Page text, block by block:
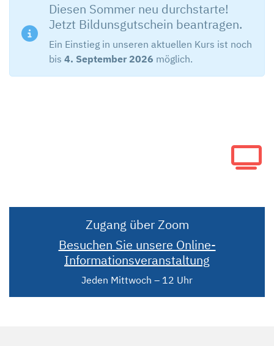
Diesen Sommer neu durchstarte!
Jetzt Bildunsgutschein beantragen.
Ein Einstieg in unseren aktuellen Kurs ist noch
bis 4. September 2026 möglich.
Zugang über Zoom
Besuchen Sie unsere Online-
Informationsveranstaltung
Jeden Mittwoch – 12 Uhr